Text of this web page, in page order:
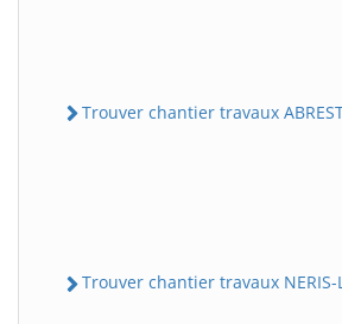
Trouver chantier travaux
Trouver chantier travaux NERIS-